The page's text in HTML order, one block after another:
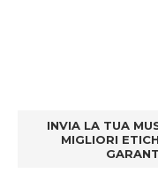
INVIA LA TUA
MIGLIORI